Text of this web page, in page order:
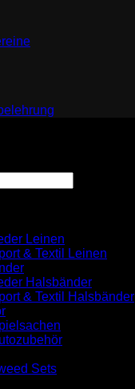
Leinen
& Textil Leinen
Halsbänder
& Textil Halsbänder
Sets